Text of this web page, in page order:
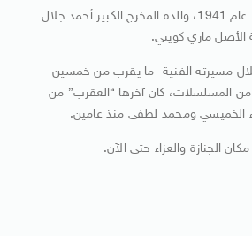
نادر جلال هو من مواليد عام 1941، والده المخرج الكبير أحمد جلال
الأصل ماري كويني.
مسيرته الفنية- ما يقرب من خمسين
من المسلسلات، كان آخرها “العقرب” من
الخميسي ومحمد لطفى منذ عامين.
الجنازة والعزاء حتى الآن.